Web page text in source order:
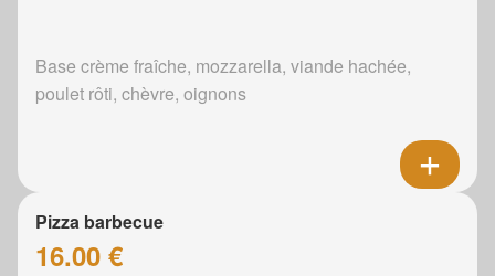
Base crème fraîche, mozzarella, viande hachée,
poulet rôti, chèvre, oignons
Pizza barbecue
16.00 €